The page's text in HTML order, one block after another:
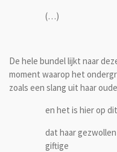
(…)
De hele bundel lijkt naar
moment waarop het
zoals een slang uit haar
en het is hier op
dat haar
giftige